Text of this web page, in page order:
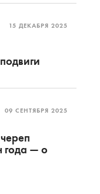
15 ДЕКАБРЯ 2025
09 СЕНТЯБРЯ 2025
года — о